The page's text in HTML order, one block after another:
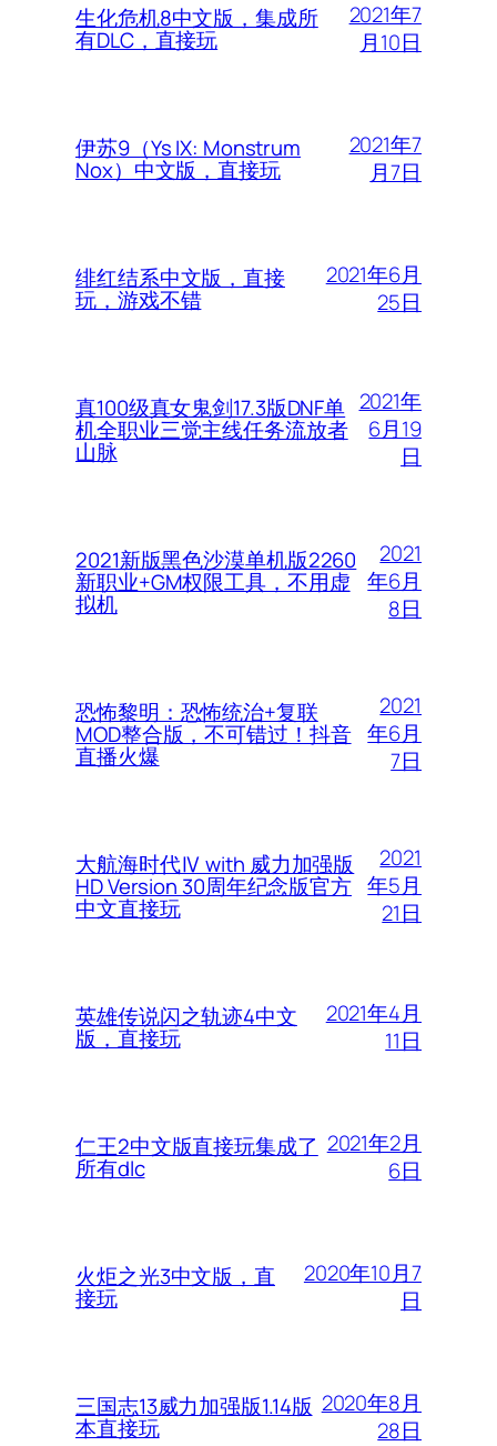
生化危机8中文版，集成所
有DLC，直接玩
2021年7
月10日
伊苏9（Ys IX: Monstrum
Nox）中文版，直接玩
2021年7
月7日
绯红结系中文版，直接
玩，游戏不错
2021年6月
25日
真100级真女鬼剑17.3版DNF单
机全职业三觉主线任务流放者
山脉
2021年
6月19
日
2021新版黑色沙漠单机版2260
新职业+GM权限工具，不用虚
拟机
2021
年6月
8日
恐怖黎明：恐怖统治+复联
MOD整合版，不可错过！抖音
直播火爆
2021
年6月
7日
大航海时代Ⅳ with 威力加强版
HD Version 30周年纪念版官方
中文直接玩
2021
年5月
21日
英雄传说闪之轨迹4中文
版，直接玩
2021年4月
11日
仁王2中文版直接玩集成了
所有dlc
2021年2月
6日
火炬之光3中文版，直
接玩
2020年10月7
日
三国志13威力加强版1.14版
本直接玩
2020年8月
28日